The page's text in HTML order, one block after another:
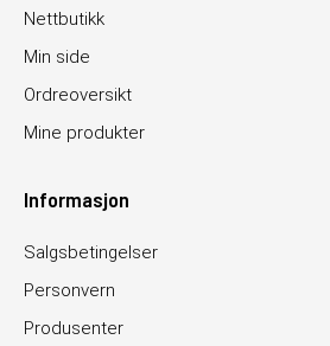
Nettbutikk
Min side
Ordreoversikt
Mine produkter
Informasjon
Salgsbetingelser
Personvern
Produsenter